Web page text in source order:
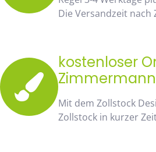
Die Versandzeit nach
kostenloser
Mit dem Zollstock
Zollstock in kurzer